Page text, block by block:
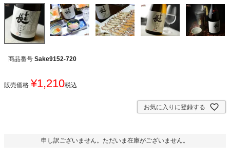
商品番号 Sake9152-720
販売価格 ¥1,210税込
お気に入りに登録する
申し訳ございません。ただいま在庫がございません。